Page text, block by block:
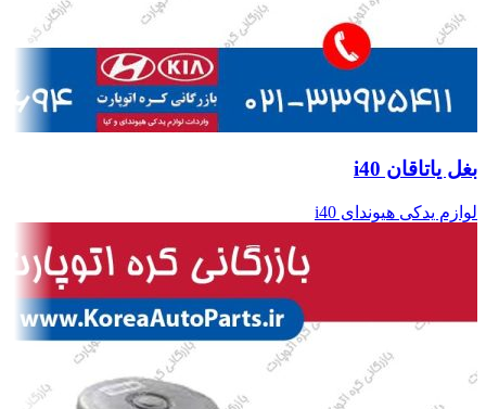
بغل یاتاقان i40
لوازم یدکی هیوندای i40